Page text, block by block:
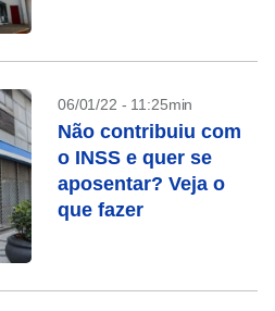
06/01/22 - 11:25min
Não contribuiu com
o INSS e quer se
aposentar? Veja o
que fazer